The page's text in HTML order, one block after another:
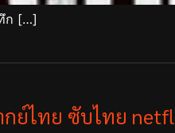
ก […]
ย์ไทย ซับไทย